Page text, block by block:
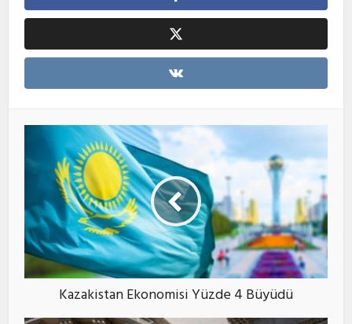
Kazakistan Ekonomisi Yüzde 4 Büyüdü